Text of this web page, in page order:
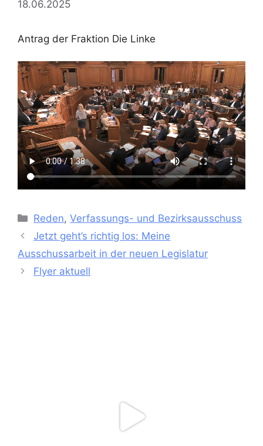
18.06.2025
Antrag der Fraktion Die Linke
Kategorien
Reden,Verfassungs- und Bezirksausschuss
Jetzt geht’s richtig los: Meine
Ausschussarbeit in der neuen Legislatur
Flyer aktuell